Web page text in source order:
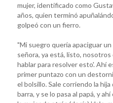
mujer, identificado como
años, quien terminó
golpeó con un fierro.
"Mi suegro quería apaciguar
señora, ya está, listo,
hablar para resolver esto'. Ahí
primer puntazo con un
el bolsillo. Sale corriendo la
barra, y se lo pasa al papá, y